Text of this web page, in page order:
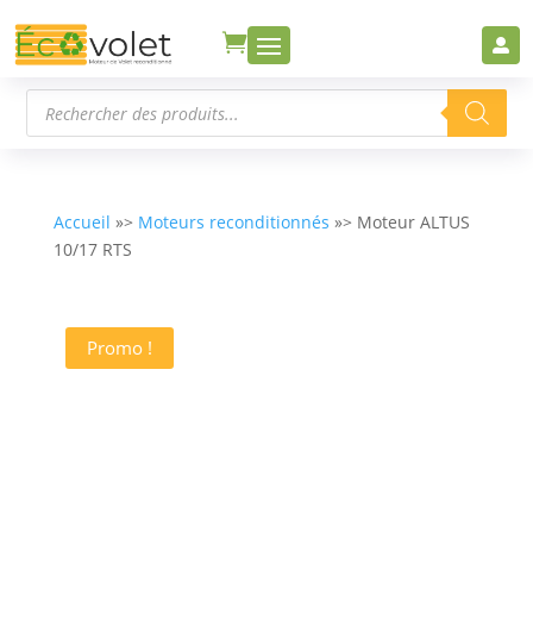
 
Recherche
produits
Accueil »> Moteurs reconditionnés »> Moteur ALTUS
10/17 RTS
Promo !